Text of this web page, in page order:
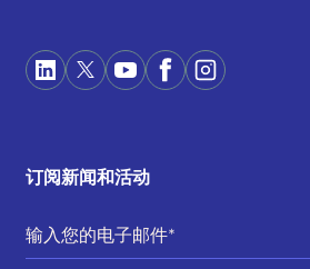
订阅新闻和活动